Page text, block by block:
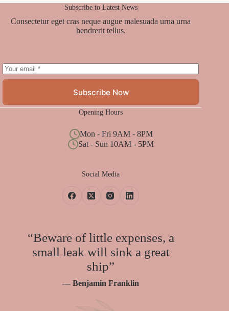
Subscribe to Latest News
Consectetur eget cras neque augue malesuada urna urna
hendrerit tellus.
Subscribe Now
Opening Hours
Mon - Fri 9AM - 8PM
Sat - Sun 10AM - 5PM
Social Media
“Beware of little expenses, a
small leak will sink a great
ship”
— Benjamin Franklin